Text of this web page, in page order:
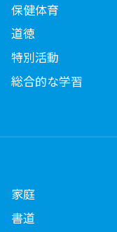
保健体育
道徳
特別活動
総合的な学習
家庭
書道